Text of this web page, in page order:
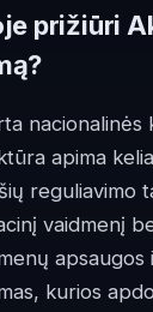
prižiūri
nacionalinės
apima
reguliavimo
vaidmenį
apsaugos
kurios